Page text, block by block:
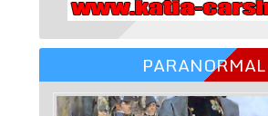
PARANORMAL